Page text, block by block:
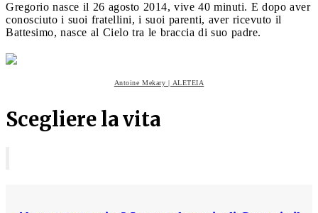
Gregorio nasce il 26 agosto 2014, vive 40 minuti. E dopo aver
conosciuto i suoi fratellini, i suoi parenti, aver ricevuto il
Battesimo, nasce al Cielo tra le braccia di suo padre.
Antoine Mekary | ALETEIA
Scegliere la vita